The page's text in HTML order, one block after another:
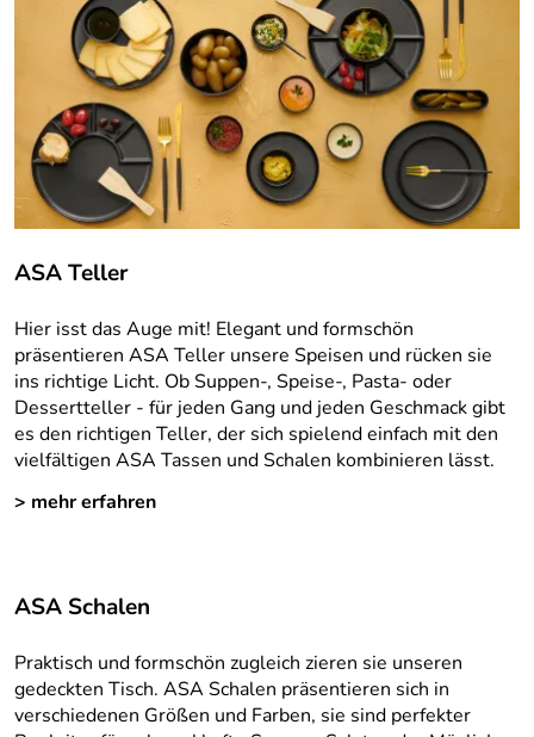
ASA Teller
Hier isst das Auge mit! Elegant und formschön
präsentieren ASA Teller unsere Speisen und rücken sie
ins richtige Licht. Ob Suppen-, Speise-, Pasta- oder
Dessertteller - für jeden Gang und jeden Geschmack gibt
es den richtigen Teller, der sich spielend einfach mit den
vielfältigen ASA Tassen und Schalen kombinieren lässt.
> mehr erfahren
ASA Schalen
Praktisch und formschön zugleich zieren sie unseren
gedeckten Tisch. ASA Schalen präsentieren sich in
verschiedenen Größen und Farben, sie sind perfekter